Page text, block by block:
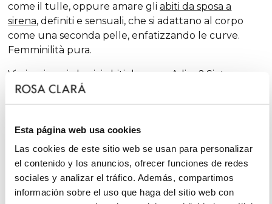
Esta página web usa cookies
Las cookies de este sitio web se usan para personalizar
el contenido y los anuncios, ofrecer funciones de redes
sociales y analizar el tráfico. Además, compartimos
información sobre el uso que haga del sitio web con
come il tulle, oppure amare gliabiti da sposa a
sirena, definiti e sensuali, che si adattano al corpo
come una seconda pelle, enfatizzando le curve.
Femminilità pura.
Vi piacciono i classici abiti da sposa A-line? Siete
fortunate. LaA-line
meglio si adatta alla maggior parte delle carnagioni
collezioni, sempre con dosi extra di femminilità e
finiture sorprendenti, che rinnovano la tradizione
con tocchi chic e fantasiosi, senza escludere il
glamour.
D'altra parte, se siete una sposa minimal, sarete